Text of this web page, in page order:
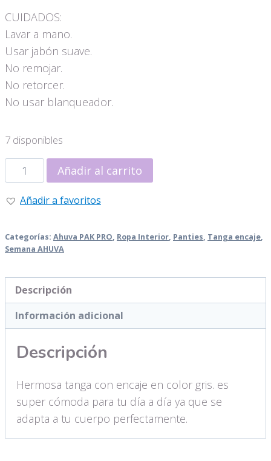
CUIDADOS:
Lavar a mano.
Usar jabón suave.
No remojar.
No retorcer.
No usar blanqueador.
7 disponibles
Tanga
Encaje
gris
Talla
única
Añadir al carrito
Añadir a favoritos
Categorías: Ahuva PAK PRO, Ropa Interior, Panties, Tanga encaje,
Semana AHUVA
Descripción
Información adicional
Descripción
Hermosa tanga con encaje en color gris. es
super cómoda para tu día a día ya que se
adapta a tu cuerpo perfectamente.